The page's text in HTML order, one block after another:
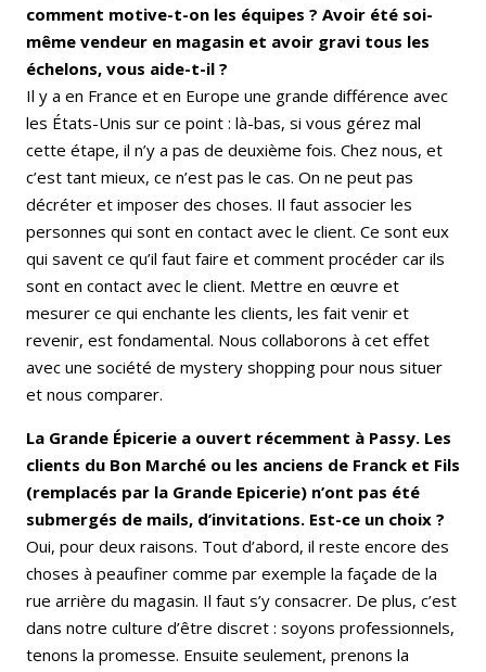
comment motive-t-on les équipes ? Avoir été soi-
même vendeur en magasin et avoir gravi tous les
échelons, vous aide-t-il ?
Il y a en France et en Europe une grande différence avec
les États-Unis sur ce point : là-bas, si vous gérez mal
cette étape, il n’y a pas de deuxième fois. Chez nous, et
c’est tant mieux, ce n’est pas le cas. On ne peut pas
décréter et imposer des choses. Il faut associer les
personnes qui sont en contact avec le client. Ce sont eux
qui savent ce qu’il faut faire et comment procéder car ils
sont en contact avec le client. Mettre en œuvre et
mesurer ce qui enchante les clients, les fait venir et
revenir, est fondamental. Nous collaborons à cet effet
avec une société de mystery shopping pour nous situer
et nous comparer.
La Grande Épicerie a ouvert récemment à Passy. Les
clients du Bon Marché ou les anciens de Franck et Fils
(remplacés par la Grande Epicerie) n’ont pas été
submergés de mails, d’invitations. Est-ce un choix ?
Oui, pour deux raisons. Tout d’abord, il reste encore des
choses à peaufiner comme par exemple la façade de la
rue arrière du magasin. Il faut s’y consacrer. De plus, c’est
dans notre culture d’être discret : soyons professionnels,
tenons la promesse. Ensuite seulement, prenons la